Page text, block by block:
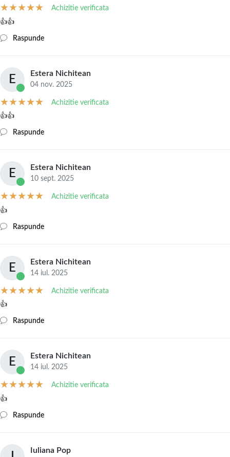
Achizitie verificata
👍👍
Raspunde
E Estera Nichitean
04 nov. 2025
Achizitie verificata
👍👍
Raspunde
E Estera Nichitean
10 sept. 2025
Achizitie verificata
👍
Raspunde
E Estera Nichitean
14 iul. 2025
Achizitie verificata
👍
Raspunde
E Estera Nichitean
14 iul. 2025
Achizitie verificata
👍
Raspunde
Iuliana Pop